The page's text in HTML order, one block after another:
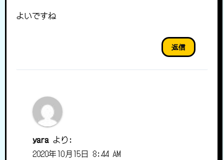
よいですね
返信
yara より:
2020年10月15日 8:44 AM